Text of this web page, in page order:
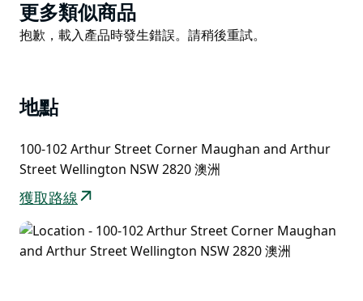
Product
List
更多類似商品
Product
抱歉，載入產品時發生錯誤。請稍後重試。
地點
100-102 Arthur Street Corner Maughan and Arthur
Street Wellington NSW 2820 澳洲
獲取路線